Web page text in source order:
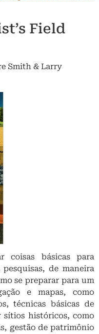
Field
Smith & Larry
coisas básicas para
de maneira
se preparar para um
e mapas, como
técnicas básicas de
sítios históricos, como
gestão de patrimônio